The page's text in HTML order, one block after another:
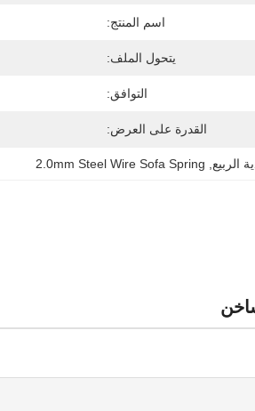
اسم المنتج:
يتحول الملف:
التوافق:
القدرة على العرض:
2.0mm Steel Wire Sofa Spring